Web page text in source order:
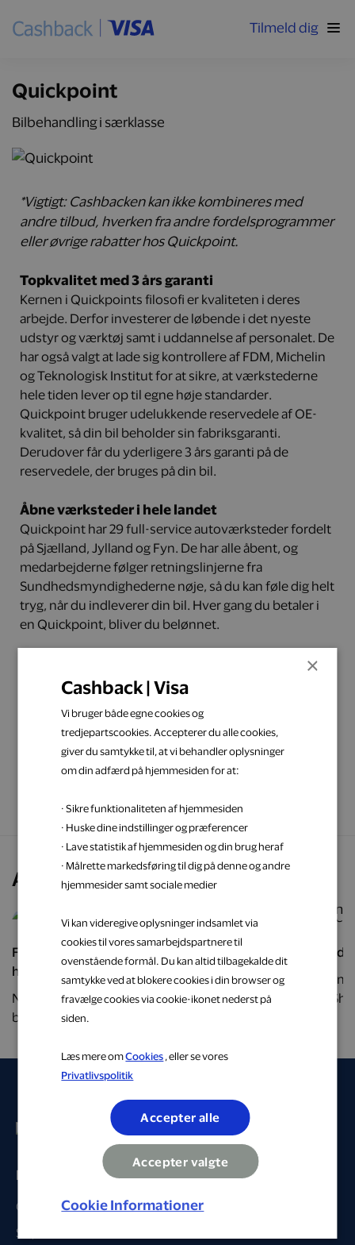
Tilmeld dig
Quickpoint
Bilbehandling i særklasse
*Vigtigt: Cashbacken kan ikke kombineres med
andre tilbud, hverken fra andre fordelsprogrammer
eller øvrige rabatter hos Quickpoint.
Topkvalitet med 3 års garanti
Kernen i Quickpoints filosofi er kvaliteten i deres
arbejde. Derfor investerer de løbende i det nyeste
udstyr og værktøj samt i uddannelse af personalet. De
har også valgt at lade sig kontrollere af FDM, Michelin
og Teknologisk Institut for at sikre, at værkstederne
hele tiden lever op til egne høje standarder.
Quickpoint bruger udelukkende reservedele af OE-
kvalitet, så din bil beholder sin fabriksgaranti.
Derudover får du yderligere 3 års garanti på de
reservedele, der bruges på din bil.
Åbne værksteder i hele landet
Quickpoint har 29 full-service autoværksteder fordelt
på Sjælland, Jylland og Fyn. De har alle åbent, og
medarbejderne følger retningslinjerne fra
Sundhedsmyndighederne nøje, så du kan føle dig helt
tryg, når du indleverer din bil. Hver gang du betaler i
en Quickpoint, bliver du belønnet.
Du optjener 10 % på dit første køb og herefter 5 %, når
du handler hos Quickpoint.
Læs mere
Andre kigger også på
Få penge tilbage, hver gang du tanker brændstof
hos Go'on
Når du tanker hos Go’on, optjener du 1 % af dit
brændstofkøb.
Høj
Få
hos
Privat
Gå til profil
Se partnere
×
Cashback | Visa
Vi bruger både egne cookies og
tredjepartscookies. Accepterer du alle cookies,
giver du samtykke til, at vi behandler oplysninger
om din adfærd på hjemmesiden for at:
· Sikre funktionaliteten af hjemmesiden
· Huske dine indstillinger og præferencer
· Lave statistik af hjemmesiden og din brug heraf
· Målrette markedsføring til dig på denne og andre
hjemmesider samt sociale medier
Vi kan videregive oplysninger indsamlet via
cookies til vores samarbejdspartnere til
ovenstående formål. Du kan altid tilbagekalde dit
samtykke ved at blokere cookies i din browser og
fravælge cookies via cookie-ikonet nederst på
siden.
Læs mere omCookies , eller se vores
Privatlivspolitik
Accepter alle
Accepter valgte
Cookie Informationer